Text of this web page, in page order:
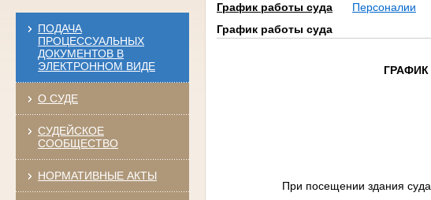
ПОДАЧА
ПРОЦЕССУАЛЬНЫХ
ДОКУМЕНТОВ В
ЭЛЕКТРОННОМ ВИДЕ
О СУДЕ
СУДЕЙСКОЕ
СООБЩЕСТВО
НОРМАТИВНЫЕ АКТЫ
График работы суда
Персоналии
График работы суда
При посещении здания